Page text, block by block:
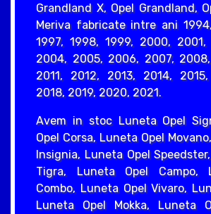
Grandland X, Opel Grandland,
Meriva fabricate intre ani
1997, 1998, 1999, 2000,
2004, 2005, 2006, 2007,
2011, 2012, 2013, 2014,
2018, 2019, 2020, 2021.
Avem in stoc Luneta Opel
Opel Corsa, Luneta Opel
Insignia, Luneta Opel
Tigra, Luneta Opel Campo,
Combo, Luneta Opel Vivaro,
Luneta Opel Mokka, Luneta